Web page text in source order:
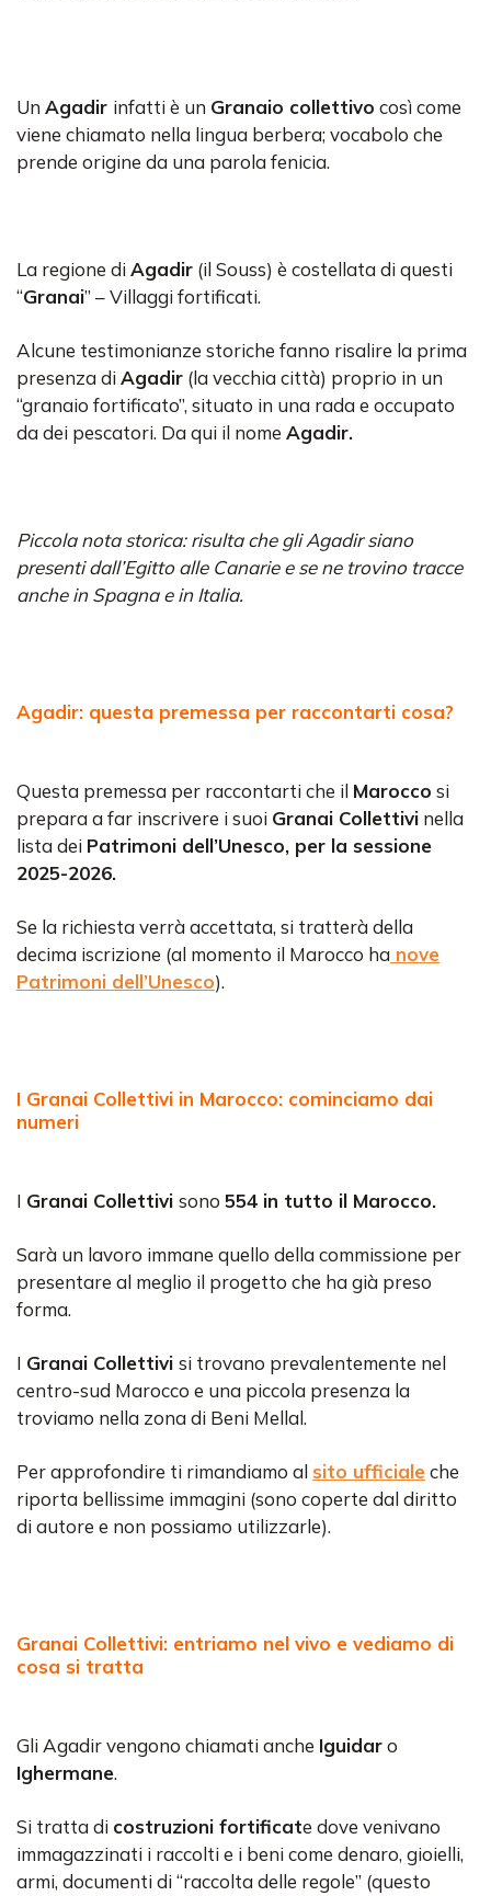
Un Agadir infatti è un Granaio collettivo così come
viene chiamato nella lingua berbera; vocabolo che
prende origine da una parola fenicia.
La regione diAgadir (il Souss) è costellata di questi
“Granai” – Villaggi fortificati.
Alcune testimonianze storiche fanno risalire la prima
presenza diAgadir (la vecchia città) proprio in un
“granaio fortificato”, situato in una rada e occupato
da dei pescatori. Da qui il nome Agadir.
Piccola nota storica: risulta che gli Agadir siano
presenti dall’Egitto alle Canarie e se ne trovino tracce
anche in Spagna e in Italia.
Agadir: questa premessa per raccontarti cosa?
Questa premessa per raccontarti che il Marocco si
prepara a far inscrivere i suoi Granai Collettivi nella
lista dei Patrimoni dell’Unesco, per la sessione
2025-2026.
Se la richiesta verrà accettata, si tratterà della
decima iscrizione (al momento il Marocco ha nove
Patrimoni dell’Unesco).
I Granai Collettivi in Marocco: cominciamo dai
numeri
I Granai Collettivi sono 554 in tutto il Marocco.
Sarà un lavoro immane quello della commissione per
presentare al meglio il progetto che ha già preso
forma.
I Granai Collettivi si trovano prevalentemente nel
centro-sud Marocco e una piccola presenza la
troviamo nella zona di Beni Mellal.
Per approfondire ti rimandiamo al sito ufficialeche
riporta bellissime immagini (sono coperte dal diritto
di autore e non possiamo utilizzarle).
Granai Collettivi: entriamo nel vivo e vediamo di
cosa si tratta
Gli Agadir vengono chiamati anche Iguidaro
Ighermane.
Si tratta di costruzioni fortificate dove venivano
immagazzinati i raccolti e i beni come denaro, gioielli,
armi, documenti di “raccolta delle regole” (questo